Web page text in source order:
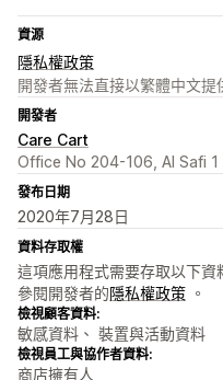
資源
隱私權政策
開發者無法直接以繁體中文提
開發者
Care Cart
Office No 204-106, Al Safi
發布日期
2020年7月28日
資料存取權
這項應用程式需要存取以下
參閱開發者的隱私權政策 。
檢視顧客資料:
敏感資料、 裝置與活動資料
檢視員工與協作者資料:
商店擁有人